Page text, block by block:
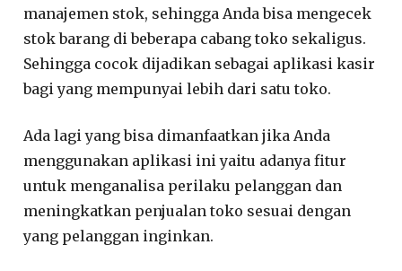
manajemen stok, sehingga Anda bisa mengecek
stok barang di beberapa cabang toko sekaligus.
Sehingga cocok dijadikan sebagai aplikasi kasir
bagi yang mempunyai lebih dari satu toko.
Ada lagi yang bisa dimanfaatkan jika Anda
menggunakan aplikasi ini yaitu adanya fitur
untuk menganalisa perilaku pelanggan dan
meningkatkan penjualan toko sesuai dengan
yang pelanggan inginkan.